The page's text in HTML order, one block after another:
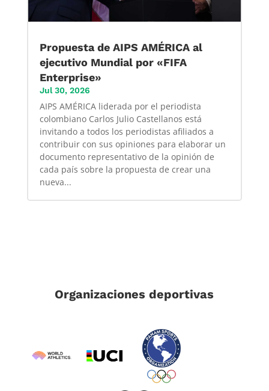
Propuesta de AIPS AMÉRICA al
ejecutivo Mundial por «FIFA
Enterprise»
Jul 30, 2026
AIPS AMÉRICA liderada por el periodista
colombiano Carlos Julio Castellanos está
invitando a todos los periodistas afiliados a
contribuir con sus opiniones para elaborar un
documento representativo de la opinión de
cada país sobre la propuesta de crear una
nueva...
Organizaciones deportivas